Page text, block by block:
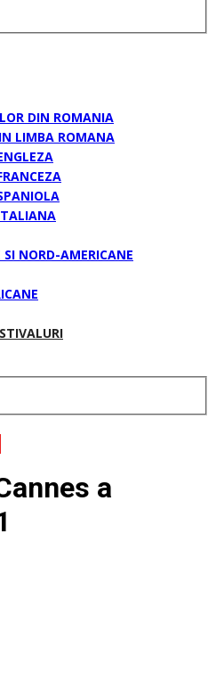
DIN ROMANIA
LIMBA ROMANA
SI NORD-AMERICANE
a